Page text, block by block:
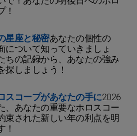
！
星座と秘密あなたの個性の
について知っていきましょ
ちの記録から、あなたの強み
探しましょう！
スコープがあなたの手に2026
、あなたの重要なホロスコー
束された新しい年の利点を明
！